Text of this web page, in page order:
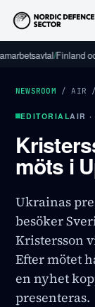
/Finland och
NEWSROOM / AIR
EDITORIALAIR ·
möts i
Ukrainas
besöker
Kristersson
Efter mötet
en nyhet
presenteras.